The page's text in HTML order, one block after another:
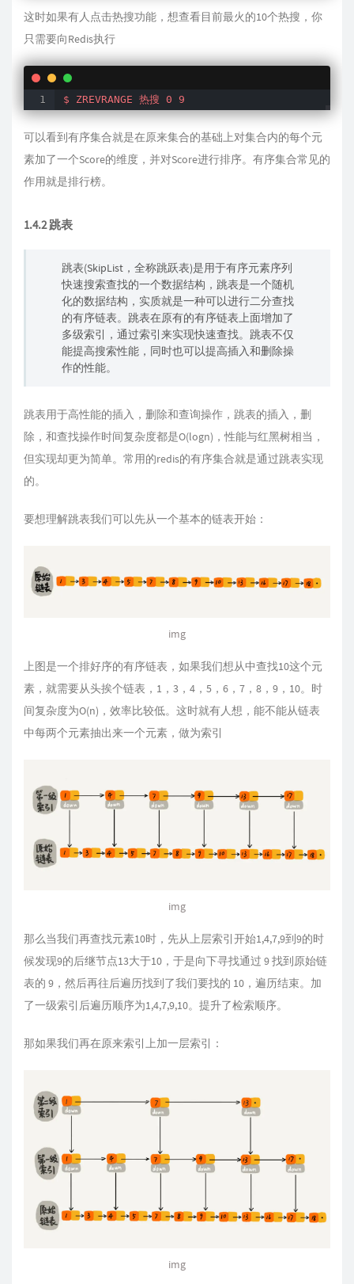
这时如果有人点击热搜功能，想查看目前最火的10个热搜，你
只需要向Redis执行
$ ZREVRANGE 热搜 0 9
可以看到有序集合就是在原来集合的基础上对集合内的每个元
素加了一个Score的维度，并对Score进行排序。有序集合常见的
作用就是排行榜。
1.4.2 跳表
跳表(SkipList，全称跳跃表)是用于有序元素序列
快速搜索查找的一个数据结构，跳表是一个随机
化的数据结构，实质就是一种可以进行二分查找
的有序链表。跳表在原有的有序链表上面增加了
多级索引，通过索引来实现快速查找。跳表不仅
能提高搜索性能，同时也可以提高插入和删除操
作的性能。
跳表用于高性能的插入，删除和查询操作，跳表的插入，删
除，和查找操作时间复杂度都是O(logn)，性能与红黑树相当，
但实现却更为简单。常用的redis的有序集合就是通过跳表实现
的。
要想理解跳表我们可以先从一个基本的链表开始：
img
上图是一个排好序的有序链表，如果我们想从中查找10这个元
素，就需要从头挨个链表，1，3，4，5，6，7，8，9，10。时
间复杂度为O(n)，效率比较低。这时就有人想，能不能从链表
中每两个元素抽出来一个元素，做为索引
img
那么当我们再查找元素10时，先从上层索引开始1,4,7,9到9的时
候发现9的后继节点13大于10，于是向下寻找通过 9 找到原始链
表的 9，然后再往后遍历找到了我们要找的 10，遍历结束。加
了一级索引后遍历顺序为1,4,7,9,10。提升了检索顺序。
那如果我们再在原来索引上加一层索引：
img